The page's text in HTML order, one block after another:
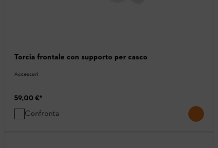
Torcia frontale con supporto per casco
Accessori
59,00 €*
Confronta